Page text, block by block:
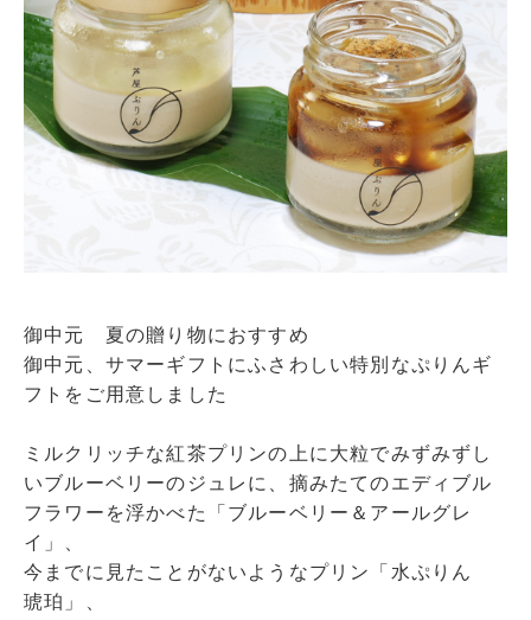
御中元 夏の贈り物におすすめ
御中元、サマーギフトにふさわしい特別なぷりんギ
フトをご用意しました
ミルクリッチな紅茶プリンの上に大粒でみずみずし
いブルーベリーのジュレに、摘みたてのエディブル
フラワーを浮かべた「ブルーベリー＆アールグレ
イ」、
今までに見たことがないようなプリン「水ぷりん
琥珀」、